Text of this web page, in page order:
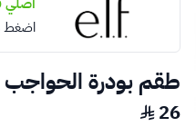
اضغط
طقم بودرة
26